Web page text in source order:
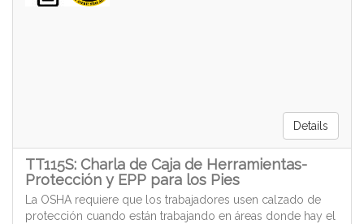
Details
TT115S: Charla de Caja de Herramientas-
Protección y EPP para los Pies
La OSHA requiere que los trabajadores usen calzado de
protección cuando están trabajando en áreas donde hay el